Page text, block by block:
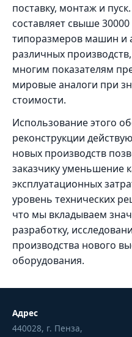
поставку, монтаж и
составляет свыше
типоразмеров машин и
различных
многим показателям
мировые аналоги при
стоимости.
Использование этого
реконструкции
новых производств
заказчику уменьшение
эксплуатационных
уровень технических
что мы вкладываем
разработку,
производства нового
оборудования.
Адрес
440028, г. Пенза,